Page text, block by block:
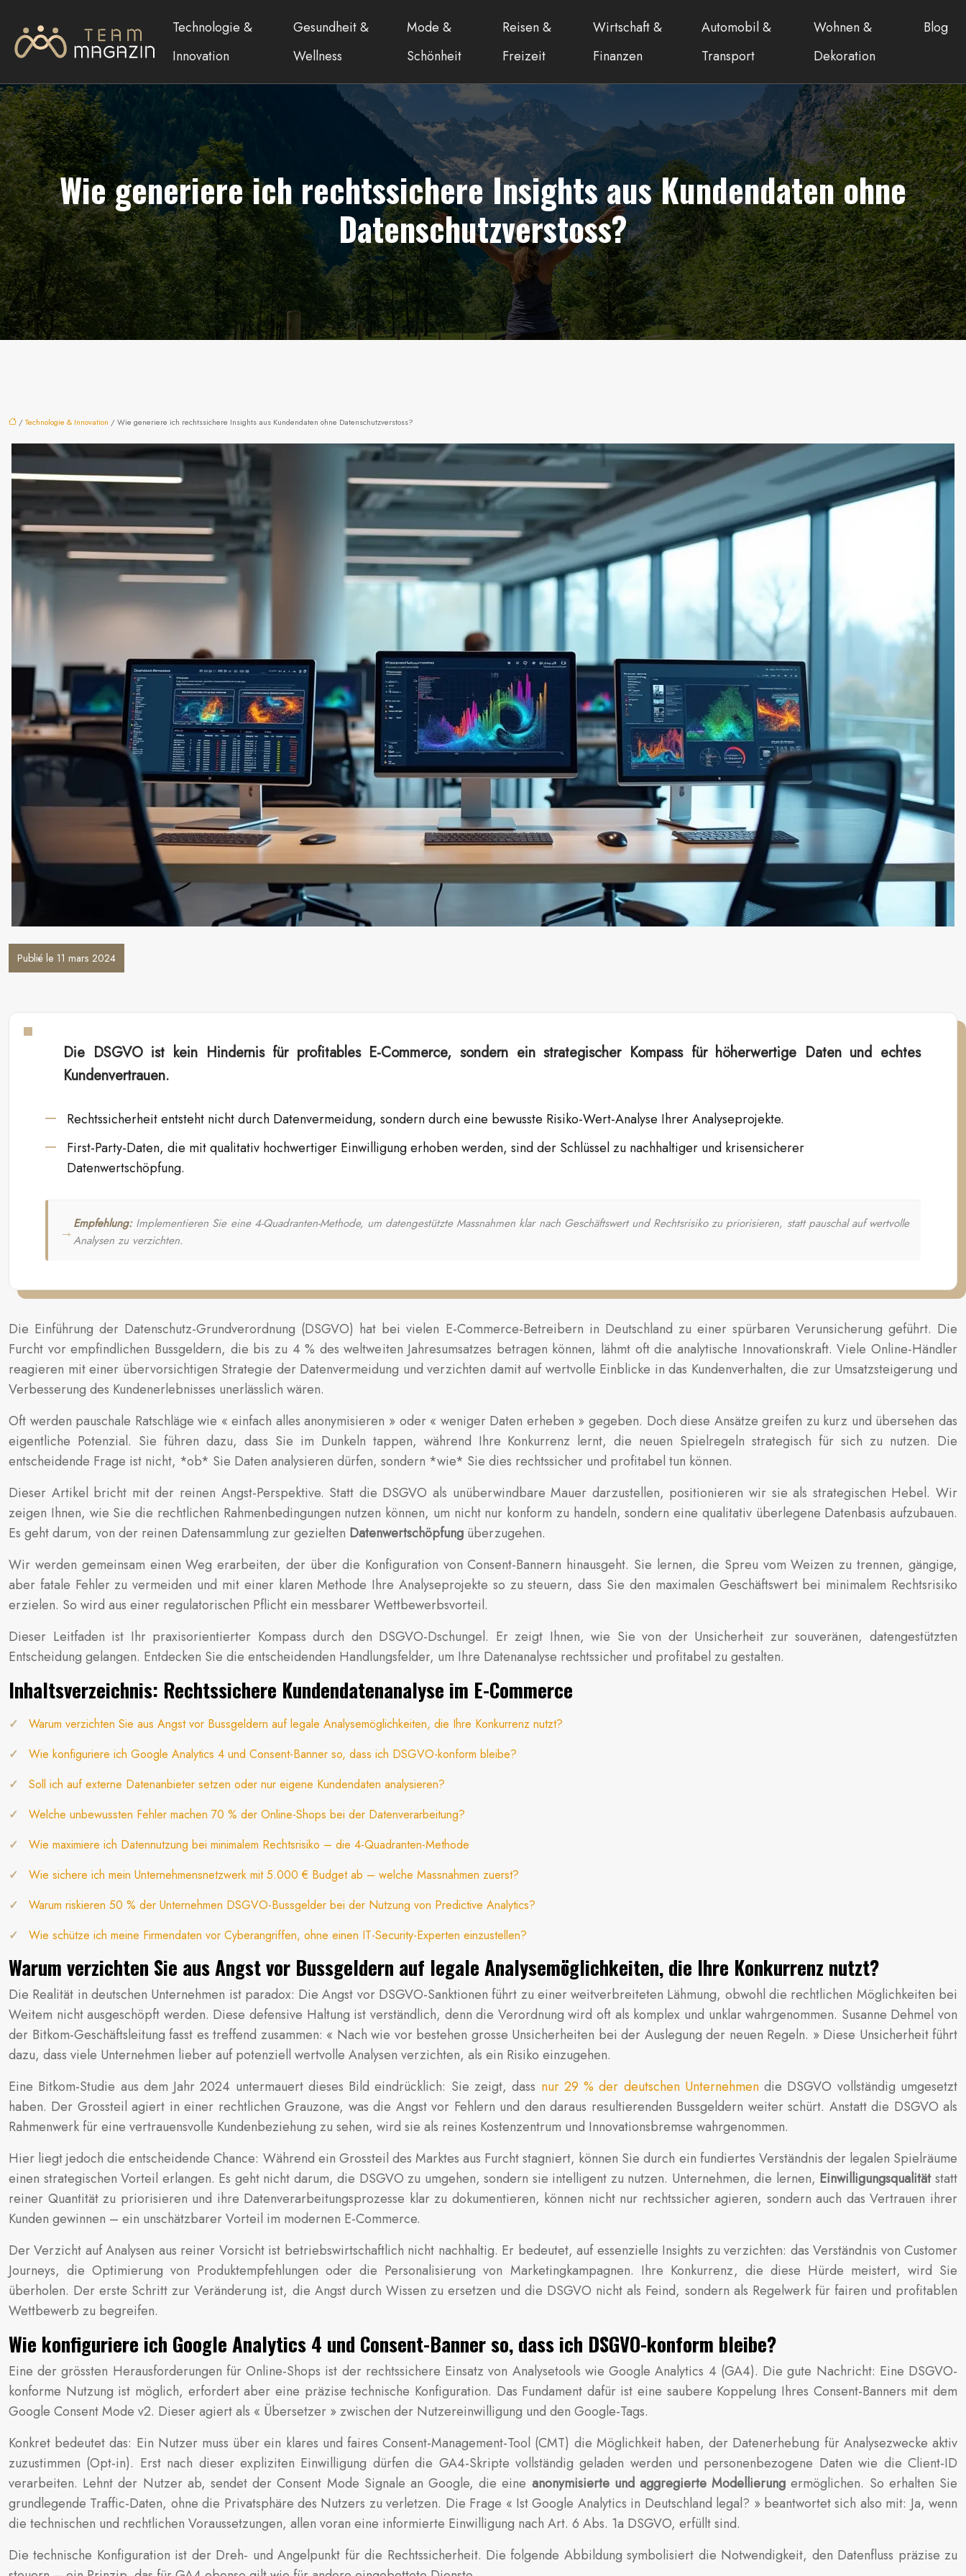
Technologie &
Innovation
Gesundheit &
Wellness
Mode &
Schönheit
Reisen &
Freizeit
Wirtschaft &
Finanzen
Automobil &
Transport
Wohnen &
Dekoration
Blog
Wie generiere ich rechtssichere Insights aus Kundendaten ohne
Datenschutzverstoss?
/Technologie & Innovation / Wie generiere ich rechtssichere Insights aus Kundendaten ohne Datenschutzverstoss?
Publié le 11 mars 2024
Die DSGVO ist kein Hindernis für profitables E-Commerce, sondern ein strategischer Kompass für höherwertige Daten und echtes
Kundenvertrauen.
Rechtssicherheit entsteht nicht durch Datenvermeidung, sondern durch eine bewusste Risiko-Wert-Analyse Ihrer Analyseprojekte.
First-Party-Daten, die mit qualitativ hochwertiger Einwilligung erhoben werden, sind der Schlüssel zu nachhaltiger und krisensicherer
Datenwertschöpfung.
Empfehlung:Implementieren Sie eine 4-Quadranten-Methode, um datengestützte Massnahmen klar nach Geschäftswert und Rechtsrisiko zu priorisieren, statt pauschal auf wertvolle
Analysen zu verzichten.
Die Einführung der Datenschutz-Grundverordnung (DSGVO) hat bei vielen E-Commerce-Betreibern in Deutschland zu einer spürbaren Verunsicherung geführt. Die
Furcht vor empfindlichen Bussgeldern, die bis zu 4 % des weltweiten Jahresumsatzes betragen können, lähmt oft die analytische Innovationskraft. Viele Online-Händler
reagieren mit einer übervorsichtigen Strategie der Datenvermeidung und verzichten damit auf wertvolle Einblicke in das Kundenverhalten, die zur Umsatzsteigerung und
Verbesserung des Kundenerlebnisses unerlässlich wären.
Oft werden pauschale Ratschläge wie « einfach alles anonymisieren » oder « weniger Daten erheben » gegeben. Doch diese Ansätze greifen zu kurz und übersehen das
eigentliche Potenzial. Sie führen dazu, dass Sie im Dunkeln tappen, während Ihre Konkurrenz lernt, die neuen Spielregeln strategisch für sich zu nutzen. Die
entscheidende Frage ist nicht, *ob* Sie Daten analysieren dürfen, sondern *wie* Sie dies rechtssicher und profitabel tun können.
Dieser Artikel bricht mit der reinen Angst-Perspektive. Statt die DSGVO als unüberwindbare Mauer darzustellen, positionieren wir sie als strategischen Hebel. Wir
zeigen Ihnen, wie Sie die rechtlichen Rahmenbedingungen nutzen können, um nicht nur konform zu handeln, sondern eine qualitativ überlegene Datenbasis aufzubauen.
Es geht darum, von der reinen Datensammlung zur gezielten Datenwertschöpfung überzugehen.
Wir werden gemeinsam einen Weg erarbeiten, der über die Konfiguration von Consent-Bannern hinausgeht. Sie lernen, die Spreu vom Weizen zu trennen, gängige,
aber fatale Fehler zu vermeiden und mit einer klaren Methode Ihre Analyseprojekte so zu steuern, dass Sie den maximalen Geschäftswert bei minimalem Rechtsrisiko
erzielen. So wird aus einer regulatorischen Pflicht ein messbarer Wettbewerbsvorteil.
Dieser Leitfaden ist Ihr praxisorientierter Kompass durch den DSGVO-Dschungel. Er zeigt Ihnen, wie Sie von der Unsicherheit zur souveränen, datengestützten
Entscheidung gelangen. Entdecken Sie die entscheidenden Handlungsfelder, um Ihre Datenanalyse rechtssicher und profitabel zu gestalten.
Inhaltsverzeichnis: Rechtssichere Kundendatenanalyse im E-Commerce
Warum verzichten Sie aus Angst vor Bussgeldern auf legale Analysemöglichkeiten, die Ihre Konkurrenz nutzt?
Wie konfiguriere ich Google Analytics 4 und Consent-Banner so, dass ich DSGVO-konform bleibe?
Soll ich auf externe Datenanbieter setzen oder nur eigene Kundendaten analysieren?
Welche unbewussten Fehler machen 70 % der Online-Shops bei der Datenverarbeitung?
Wie maximiere ich Datennutzung bei minimalem Rechtsrisiko – die 4-Quadranten-Methode
Wie sichere ich mein Unternehmensnetzwerk mit 5.000 € Budget ab – welche Massnahmen zuerst?
Warum riskieren 50 % der Unternehmen DSGVO-Bussgelder bei der Nutzung von Predictive Analytics?
Wie schütze ich meine Firmendaten vor Cyberangriffen, ohne einen IT-Security-Experten einzustellen?
Warum verzichten Sie aus Angst vor Bussgeldern auf legale Analysemöglichkeiten, die Ihre Konkurrenz nutzt?
Die Realität in deutschen Unternehmen ist paradox: Die Angst vor DSGVO-Sanktionen führt zu einer weitverbreiteten Lähmung, obwohl die rechtlichen Möglichkeiten bei
Weitem nicht ausgeschöpft werden. Diese defensive Haltung ist verständlich, denn die Verordnung wird oft als komplex und unklar wahrgenommen. Susanne Dehmel von
der Bitkom-Geschäftsleitung fasst es treffend zusammen: « Nach wie vor bestehen grosse Unsicherheiten bei der Auslegung der neuen Regeln. » Diese Unsicherheit führt
dazu, dass viele Unternehmen lieber auf potenziell wertvolle Analysen verzichten, als ein Risiko einzugehen.
Eine Bitkom-Studie aus dem Jahr 2024 untermauert dieses Bild eindrücklich: Sie zeigt, dass nur 29 % der deutschen Unternehmendie DSGVO vollständig umgesetzt
haben. Der Grossteil agiert in einer rechtlichen Grauzone, was die Angst vor Fehlern und den daraus resultierenden Bussgeldern weiter schürt. Anstatt die DSGVO als
Rahmenwerk für eine vertrauensvolle Kundenbeziehung zu sehen, wird sie als reines Kostenzentrum und Innovationsbremse wahrgenommen.
Hier liegt jedoch die entscheidende Chance: Während ein Grossteil des Marktes aus Furcht stagniert, können Sie durch ein fundiertes Verständnis der legalen Spielräume
einen strategischen Vorteil erlangen. Es geht nicht darum, die DSGVO zu umgehen, sondern sie intelligent zu nutzen. Unternehmen, die lernen, Einwilligungsqualitätstatt
reiner Quantität zu priorisieren und ihre Datenverarbeitungsprozesse klar zu dokumentieren, können nicht nur rechtssicher agieren, sondern auch das Vertrauen ihrer
Kunden gewinnen – ein unschätzbarer Vorteil im modernen E-Commerce.
Der Verzicht auf Analysen aus reiner Vorsicht ist betriebswirtschaftlich nicht nachhaltig. Er bedeutet, auf essenzielle Insights zu verzichten: das Verständnis von Customer
Journeys, die Optimierung von Produktempfehlungen oder die Personalisierung von Marketingkampagnen. Ihre Konkurrenz, die diese Hürde meistert, wird Sie
überholen. Der erste Schritt zur Veränderung ist, die Angst durch Wissen zu ersetzen und die DSGVO nicht als Feind, sondern als Regelwerk für fairen und profitablen
Wettbewerb zu begreifen.
Wie konfiguriere ich Google Analytics 4 und Consent-Banner so, dass ich DSGVO-konform bleibe?
Eine der grössten Herausforderungen für Online-Shops ist der rechtssichere Einsatz von Analysetools wie Google Analytics 4 (GA4). Die gute Nachricht: Eine DSGVO-
konforme Nutzung ist möglich, erfordert aber eine präzise technische Konfiguration. Das Fundament dafür ist eine saubere Koppelung Ihres Consent-Banners mit dem
Google Consent Mode v2. Dieser agiert als « Übersetzer » zwischen der Nutzereinwilligung und den Google-Tags.
Konkret bedeutet das: Ein Nutzer muss über ein klares und faires Consent-Management-Tool (CMT) die Möglichkeit haben, der Datenerhebung für Analysezwecke aktiv
zuzustimmen (Opt-in). Erst nach dieser expliziten Einwilligung dürfen die GA4-Skripte vollständig geladen werden und personenbezogene Daten wie die Client-ID
verarbeiten. Lehnt der Nutzer ab, sendet der Consent Mode Signale an Google, die eine anonymisierte und aggregierte Modellierung ermöglichen. So erhalten Sie
grundlegende Traffic-Daten, ohne die Privatsphäre des Nutzers zu verletzen. Die Frage « Ist Google Analytics in Deutschland legal? » beantwortet sich also mit: Ja, wenn
die technischen und rechtlichen Voraussetzungen, allen voran eine informierte Einwilligung nach Art. 6 Abs. 1a DSGVO, erfüllt sind.
Die technische Konfiguration ist der Dreh- und Angelpunkt für die Rechtssicherheit. Die folgende Abbildung symbolisiert die Notwendigkeit, den Datenfluss präzise zu